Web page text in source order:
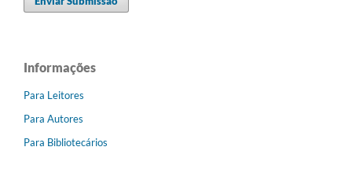
Informações
Para Leitores
Para Autores
Para Bibliotecários